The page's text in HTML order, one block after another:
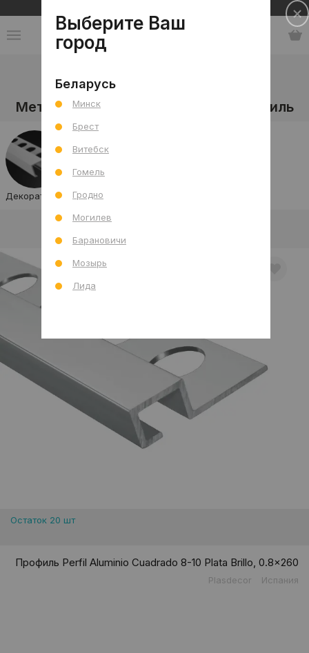
Металлические профили
Металлический декоративный профиль
Декоративный Угловой (завершающий)
Остаток 20 шт
Профиль Perfil Aluminio Cuadrado 8-10 Plata Brillo, 0.8x260
Plasdecor Испания
Выберите Ваш
город
Беларусь
Минск
Брест
Витебск
Гомель
Гродно
Могилев
Барановичи
Мозырь
Лида